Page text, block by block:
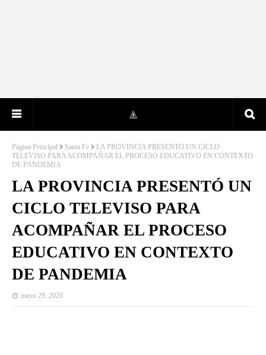
Página Principal Santa Fe
LA PROVINCIA PRESENTÓ UN CICLO
TELEVISO PARA ACOMPAÑAR EL PROCESO EDUCATIVO EN CONTEXTO
DE PANDEMIA
LA PROVINCIA PRESENTÓ UN
CICLO TELEVISO PARA
ACOMPAÑAR EL PROCESO
EDUCATIVO EN CONTEXTO
DE PANDEMIA
mayo 29, 2020